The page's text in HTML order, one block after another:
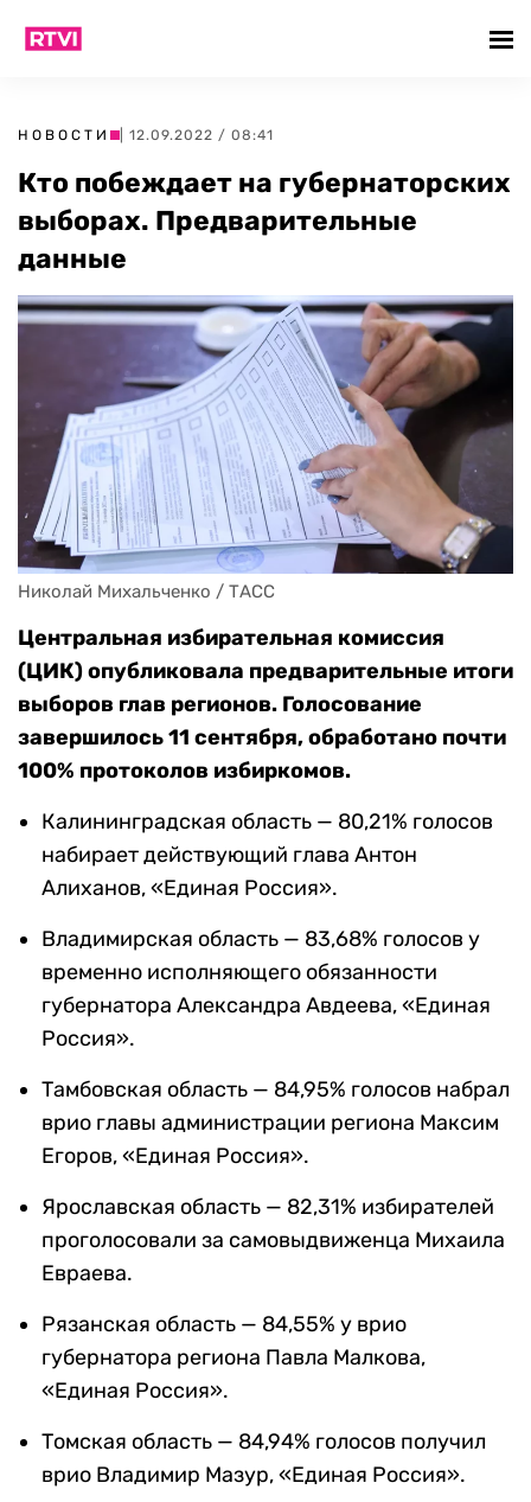
НОВОСТИ | 12.09.2022 / 08:41
Кто побеждает на губернаторских
выборах. Предварительные
данные
Николай Михальченко / ТАСС
Центральная избирательная комиссия
(ЦИК) опубликовала предварительные итоги
выборов глав регионов. Голосование
завершилось 11 сентября, обработано почти
100% протоколов избиркомов.
Калининградская область — 80,21% голосов
набирает действующий глава Антон
Алиханов, «Единая Россия».
Владимирская область — 83,68% голосов у
временно исполняющего обязанности
губернатора Александра Авдеева, «Единая
Россия».
Тамбовская область — 84,95% голосов набрал
врио главы администрации региона Максим
Егоров, «Единая Россия».
Ярославская область — 82,31% избирателей
проголосовали за самовыдвиженца Михаила
Евраева.
Рязанская область — 84,55% у врио
губернатора региона Павла Малкова,
«Единая Россия».
Томская область — 84,94% голосов получил
врио Владимир Мазур, «Единая Россия».